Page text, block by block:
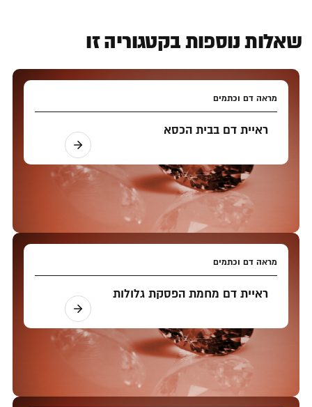
שאלות נוספות בקטגוריה זו
מראה דם וכתמים
ראיית דם בבית הכסא
מראה דם וכתמים
ראיית דם מחמת הפסקת גלולות